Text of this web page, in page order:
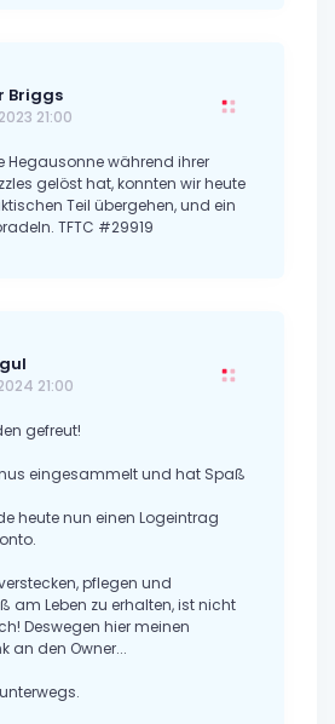
Briggs
21:00
Hegausonne während ihrer
gelöst hat, konnten wir heute
Teil übergehen, und ein
TFTC #29919
21:00
gefreut!
eingesammelt und hat Spaß
heute nun einen Logeintrag
pflegen und
am Leben zu erhalten, ist nicht
Deswegen hier meinen
an den Owner...